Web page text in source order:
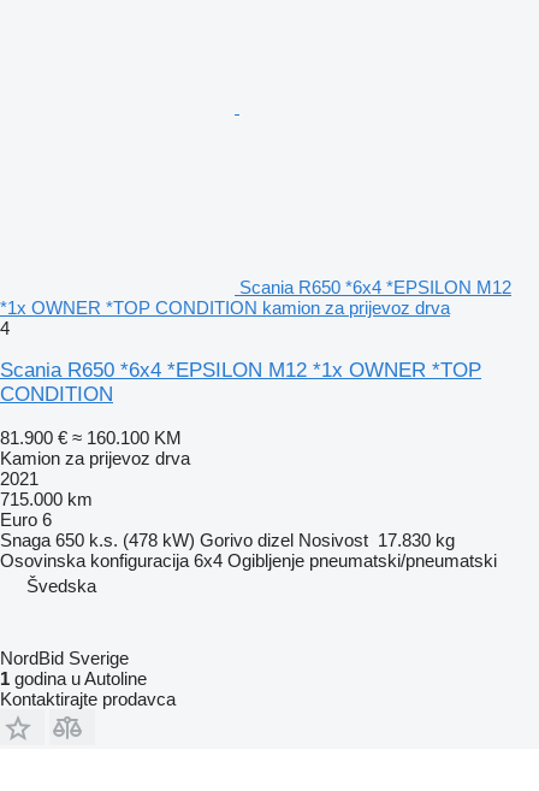
Scania R650 *6x4 *EPSILON M12
*1x OWNER *TOP CONDITION kamion za prijevoz drva
4
Scania R650 *6x4 *EPSILON M12 *1x OWNER *TOP
CONDITION
81.900 € ≈ 160.100 KM
Kamion za prijevoz drva
2021
715.000 km
Euro 6
Snaga 650 k.s. (478 kW) Gorivo dizel Nosivost 17.830 kg
Osovinska konfiguracija 6x4 Ogibljenje pneumatski/pneumatski
Švedska
NordBid Sverige
1 godina u Autoline
Kontaktirajte prodavca